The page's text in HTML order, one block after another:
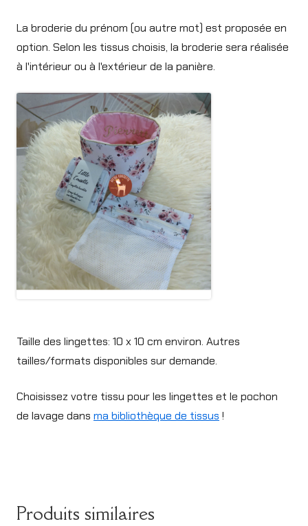
La broderie du prénom (ou autre mot) est proposée en
option. Selon les tissus choisis, la broderie sera réalisée
à l'intérieur ou à l'extérieur de la panière.
Taille des lingettes: 10 x 10 cm environ. Autres
tailles/formats disponibles sur demande.
Choisissez votre tissu pour les lingettes et le pochon
de lavage dans ma bibliothèque de tissus !
Produits similaires